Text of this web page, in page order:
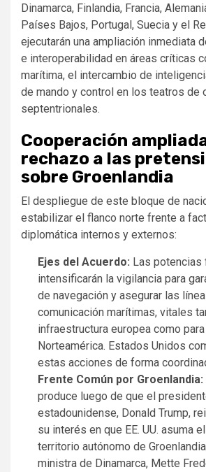
Dinamarca, Finlandia, Francia,
Países Bajos, Portugal, Suecia y el
ejecutarán una ampliación inmediata
e interoperabilidad en áreas críticas
marítima, el intercambio de
de mando y control en los teatros de
septentrionales.
Cooperación
rechazo a las
sobre Groenlandia
El despliegue de este bloque de
estabilizar el flanco norte frente a
diplomática internos y externos:
Ejes del Acuerdo: Las potencias
intensificarán la vigilancia para
de navegación y asegurar las
comunicación marítimas, vitales
infraestructura europea como
Norteamérica. Estados Unidos
estas acciones de forma
Frente Común por Groenlandia:
produce luego de que el
estadounidense, Donald Trump,
su interés en que EE. UU. asuma
territorio autónomo de
ministra de Dinamarca, Mette